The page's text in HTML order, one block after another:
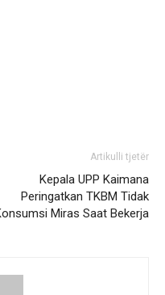
Artikulli tjetër
Kepala UPP Kaimana
Peringatkan TKBM Tidak
Miras Saat Bekerja